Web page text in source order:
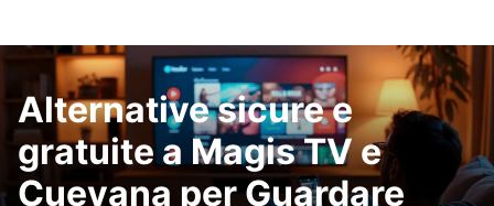
Alternative sicure e
gratuite a Magis TV e
Cuevana per Guardare